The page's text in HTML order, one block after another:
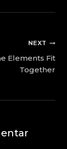
NEXT
Elements Fit
Together